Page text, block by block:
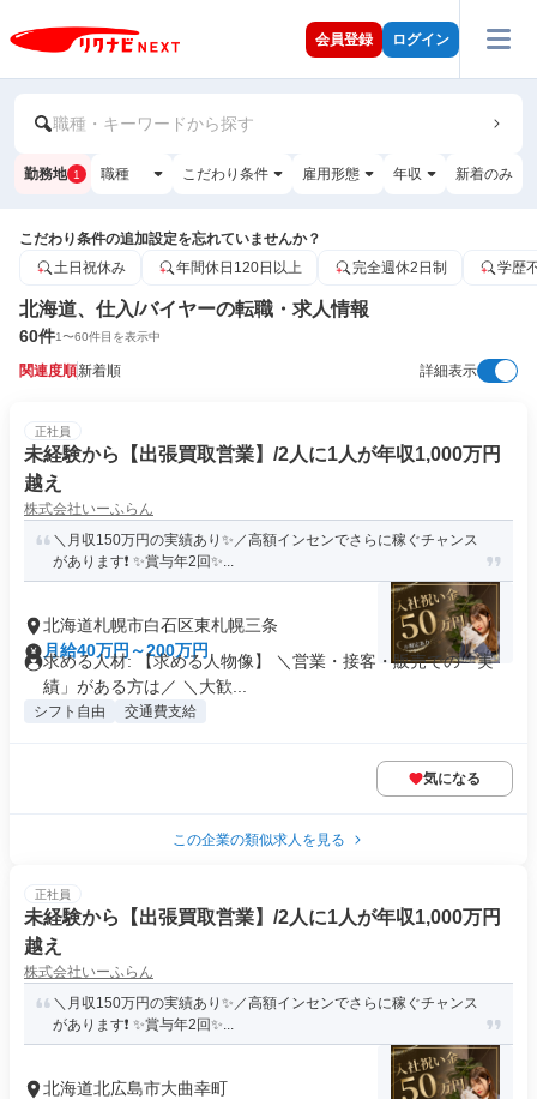
会員登録 ログイン
職種・キーワードから探す
勤務地 1 職種 こだわり条件 雇用形態 年収 新着のみ
こだわり条件の追加設定を忘れていませんか？
土日祝休み
年間休日120日以上 完全週休2日制 学歴
北海道、仕入/バイヤーの転職・求人情報
60件1〜60件目を表示中
関連度順新着順 詳細表示
正社員
未経験から【出張買取営業】/2人に1人が年収1,000万円
越え
株式会社いーふらん
＼月収150万円の実績あり✨／高額インセンでさらに稼ぐチャンス
があります❗ ✨賞与年2回✨...
北海道札幌市白石区東札幌三条
月給40万円～200万円
求める人材: 【求める人物像】 ＼営業・接客・販売での「実
績」がある方は／ ＼大歓...
シフト自由 交通費支給
気になる
この企業の類似求人を見る
正社員
未経験から【出張買取営業】/2人に1人が年収1,000万円
越え
株式会社いーふらん
＼月収150万円の実績あり✨／高額インセンでさらに稼ぐチャンス
があります❗ ✨賞与年2回✨...
北海道北広島市大曲幸町